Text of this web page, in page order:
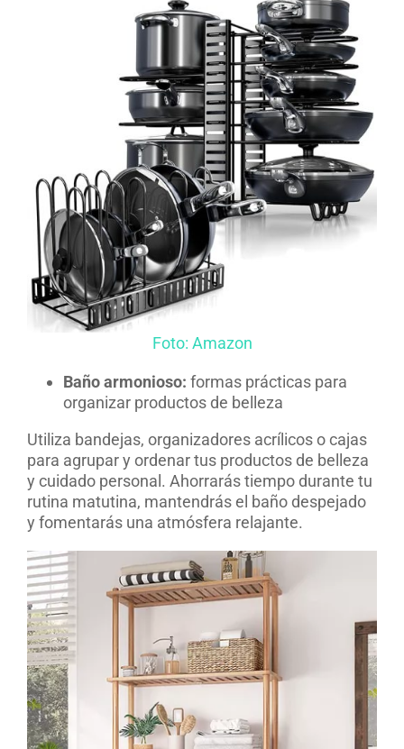
Foto: Amazon
Baño armonioso: formas prácticas para
organizar productos de belleza
Utiliza bandejas, organizadores acrílicos o cajas
para agrupar y ordenar tus productos de belleza
y cuidado personal. Ahorrarás tiempo durante tu
rutina matutina, mantendrás el baño despejado
y fomentarás una atmósfera relajante.